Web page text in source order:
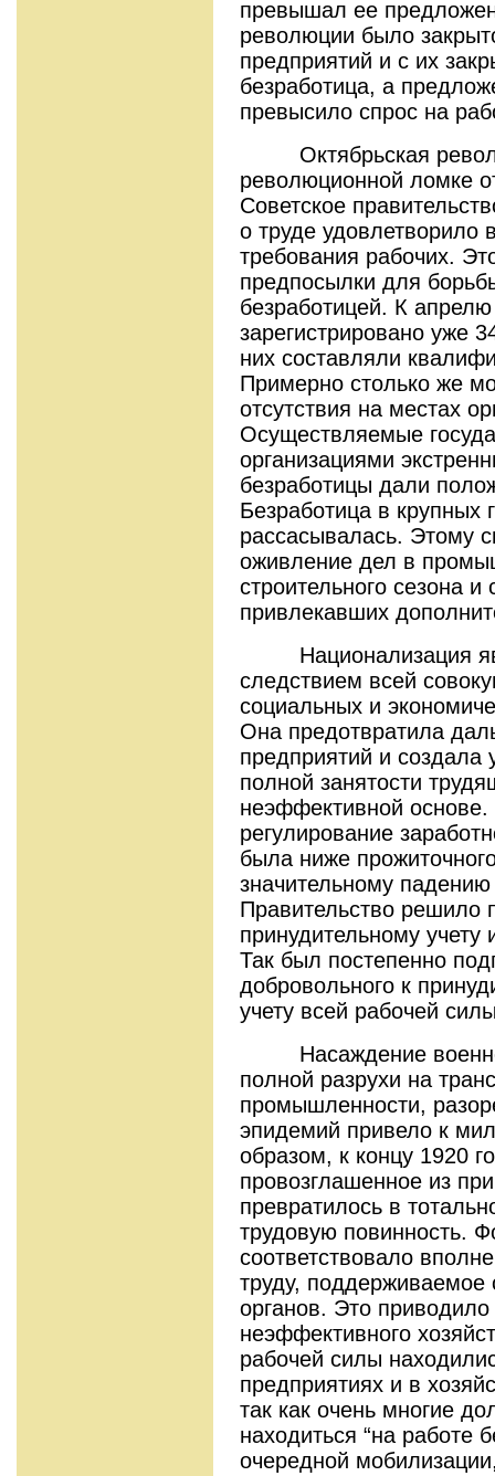
превышал ее
революции было
предприятий и с их
безработица, а
превысило спрос на
Октябрьская
революционной ломке
Советское
о труде удовлетворило
требования рабочих.
предпосылки для
безработицей. К
зарегистрировано уже
них составляли
Примерно столько же
отсутствия на местах
Осуществляемые
организациями
безработицы дали
Безработица в крупных
рассасывалась. Этому
оживление дел в
строительного сезона и
привлекавших
Национализация
следствием всей
социальных и
Она предотвратила
предприятий и создала
полной занятости
неэффективной основе.
регулирование
была ниже
значительному
Правительство решило
принудительному
Так был постепенно
добровольного к
учету всей рабочей
Hасаждение
полной разрухи на
промышленности,
эпидемий привело к
образом, к концу 1920
провозглашенное из
превратилось в
трудовую повинность.
соответствовало
труду, поддерживаемое
органов. Это
неэффективного
рабочей силы
предприятиях и в
так как очень многие
находиться “на работе
очередной